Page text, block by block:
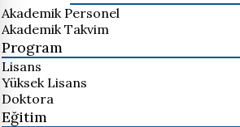
Akademik Personel
Akademik Takvim
Program
Lisans
Yüksek Lisans
Doktora
Eğitim